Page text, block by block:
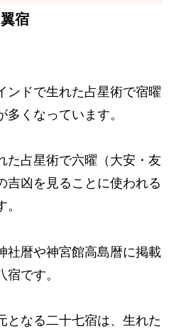
翼宿
ンドで生れた占星術で宿曜
くなっています。
た占星術で六曜（大安・友
吉凶を見ることに使われる
社暦や神宮館高島暦に掲載
です。
となる二十七宿は、生れた